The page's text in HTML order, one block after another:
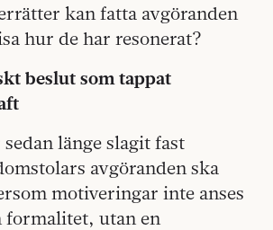
kan fatta avgöranden
hur de har resonerat?
beslut som tappat
länge slagit fast
avgöranden ska
motiveringar inte anses
formalitet, utan en